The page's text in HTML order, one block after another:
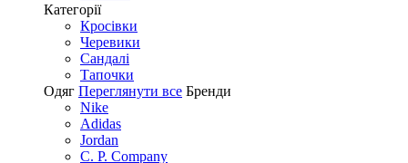
Категорії
Кросівки
Черевики
Сандалі
Tапочки
Одяг Переглянути все Бренди
Nike
Adidas
Jordan
C. P. Company